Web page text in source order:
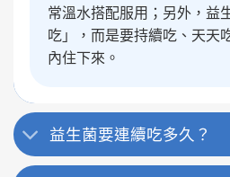
常溫水搭配服用；另外，益
吃」，而是要持續吃、天天
內住下來。
益生菌要連續吃多久？